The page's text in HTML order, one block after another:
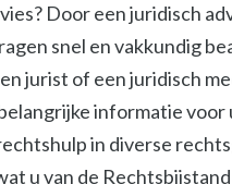
Door een juridisch
snel en vakkundig
jurist of een juridisch
informatie voor
in diverse
u van de